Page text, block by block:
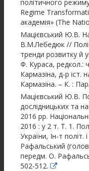
політичного
Regime
академія» (The
Мацієвський Ю.В.
В.М.Лебедюк //
тренди розвитку й
Ф. Кураса, редкол.:
Кармазіна, д-р
Кармазіна. – К. :
Мацієвський Ю.В.
дослідницьких та
2016 рр.
2016 : у 2 т. Т. 1.
України, Ін-т
Рафальський
передм. О.
502-512.